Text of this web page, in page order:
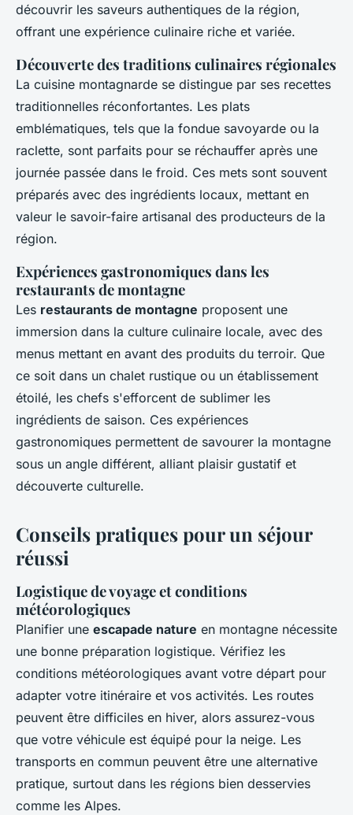
découvrir les saveurs authentiques de la région,
offrant une expérience culinaire riche et variée.
Découverte des traditions culinaires régionales
La cuisine montagnarde se distingue par ses recettes
traditionnelles réconfortantes. Les plats
emblématiques, tels que la fondue savoyarde ou la
raclette, sont parfaits pour se réchauffer après une
journée passée dans le froid. Ces mets sont souvent
préparés avec des ingrédients locaux, mettant en
valeur le savoir-faire artisanal des producteurs de la
région.
Expériences gastronomiques dans les
restaurants de montagne
Les restaurants de montagne proposent une
immersion dans la culture culinaire locale, avec des
menus mettant en avant des produits du terroir. Que
ce soit dans un chalet rustique ou un établissement
étoilé, les chefs s'efforcent de sublimer les
ingrédients de saison. Ces expériences
gastronomiques permettent de savourer la montagne
sous un angle différent, alliant plaisir gustatif et
découverte culturelle.
Conseils pratiques pour un séjour
réussi
Logistique de voyage et conditions
météorologiques
Planifier une escapade nature en montagne nécessite
une bonne préparation logistique. Vérifiez les
conditions météorologiques avant votre départ pour
adapter votre itinéraire et vos activités. Les routes
peuvent être difficiles en hiver, alors assurez-vous
que votre véhicule est équipé pour la neige. Les
transports en commun peuvent être une alternative
pratique, surtout dans les régions bien desservies
comme les Alpes.